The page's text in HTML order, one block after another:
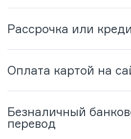
Рассрочка или
Оплата картой на
Безналичный
перевод